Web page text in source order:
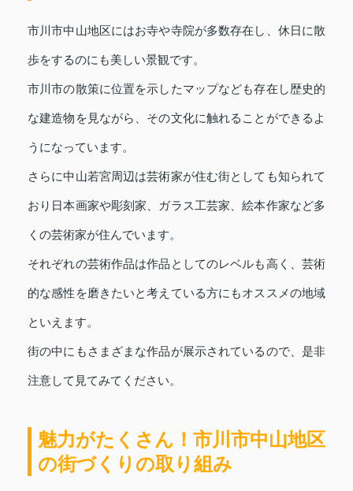
市川市中山地区にはお寺や寺院が多数存在し、休日に散
歩をするのにも美しい景観です。
市川市の散策に位置を示したマップなども存在し歴史的
な建造物を見ながら、その文化に触れることができるよ
うになっています。
さらに中山若宮周辺は芸術家が住む街としても知られて
おり日本画家や彫刻家、ガラス工芸家、絵本作家など多
くの芸術家が住んでいます。
それぞれの芸術作品は作品としてのレベルも高く、芸術
的な感性を磨きたいと考えている方にもオススメの地域
といえます。
街の中にもさまざまな作品が展示されているので、是非
注意して見てみてください。
魅力がたくさん！市川市中山地区
の街づくりの取り組み